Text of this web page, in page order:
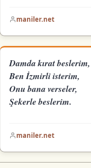
maniler.net
Damda kırat beslerim,
Ben İzmirli isterim,
Onu bana verseler,
Şekerle beslerim.
maniler.net